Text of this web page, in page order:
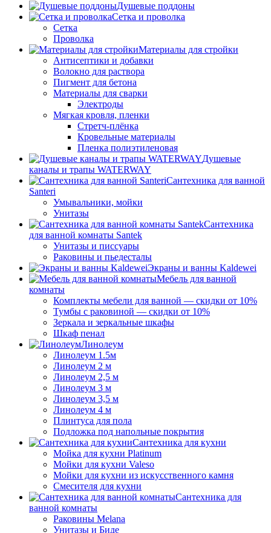
Душевые поддоны
Сетка и проволка
Сетка
Проволка
Материалы для стройки
Антисептики и добавки
Волокно для раствора
Пигмент для бетона
Материалы для сварки
Электроды
Мягкая кровля, пленки
Стретч-плёнка
Кровельные материалы
Пленка полиэтиленовая
Душевые
каналы и трапы WATERWAY
Сантехника для ванной
Santeri
Умывальники, мойки
Унитазы
Сантехника
для ванной комнаты Santek
Унитазы и писсуары
Раковины и пьедесталы
Экраны и ванны Kaldewei
Мебель для ванной
комнаты
Комплекты мебели для ванной — скидки от 10%
Тумбы с раковиной — скидки от 10%
Зеркала и зеркальные шкафы
Шкаф пенал
Линолеум
Линолеум 1.5м
Линолеум 2 м
Линолеум 2,5 м
Линолеум 3 м
Линолеум 3,5 м
Линолеум 4 м
Плинтуса для пола
Подложка под напольные покрытия
Сантехника для кухни
Мойка для кухни Platinum
Мойки для кухни Valeso
Мойки для кухни из искусственного камня
Смесителя для кухни
Сантехника для
ванной комнаты
Раковины Melana
Унитазы и Биде